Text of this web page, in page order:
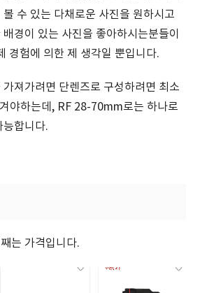
수 있는 다채로운 사진을 원하시고
경이 있는 사진을 좋아하시는분들이
경험에 의한 제 생각일 뿐입니다.
져가려면 단렌즈로 구성하려면 최소
야하는데, RF 28-70mm로는 하나로
능합니다.
는 가격입니다.